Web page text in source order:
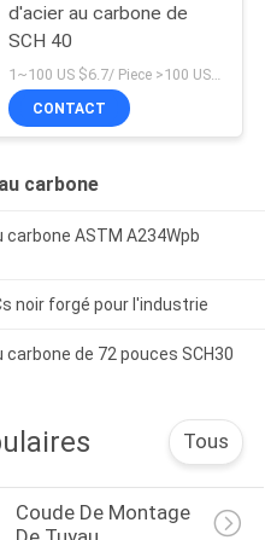
d'acier au carbone de
SCH 40
CONTACT
carbone
ASTM A234Wpb
noir forgé pour l'industrie
de 72 pouces SCH30
Tous
Coude De Montage